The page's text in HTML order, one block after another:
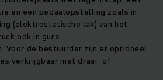
en een pedaalopstelling zoals in
(elektrostatische lak) van het
ook in gure
Voor de bestuurder zijn er optioneel
verkrijgbaar met draai- of